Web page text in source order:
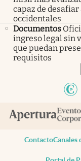
capaz de
occidentales
Documentos
ingreso legal sin
que puedan
requisitos
ContactoCanales